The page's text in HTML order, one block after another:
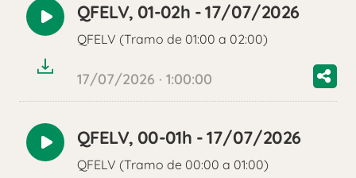
Reproducir
audio
QFELV, 01-02h - 17/07/2026
QFELV (Tramo de 01:00 a 02:00)
17/07/2026 · 1:00:00
Reproducir
audio
QFELV, 00-01h - 17/07/2026
QFELV (Tramo de 00:00 a 01:00)